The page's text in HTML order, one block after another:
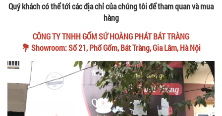
Quý khách có thể tới các địa chỉ của chúng tôi để tham quan và mua
hàng
CÔNG TY TNHH GỐM SỨ HOÀNG PHÁT BÁT TRÀNG
💐 Showroom: Số 21, Phố Gốm, Bát Tràng, Gia Lâm, Hà Nội